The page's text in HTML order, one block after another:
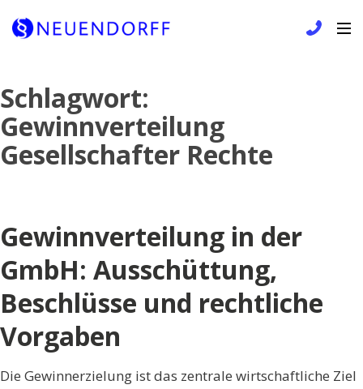
to
content
Schlagwort:
Gewinnverteilung
Gesellschafter Rechte
Gewinnverteilung in der
GmbH: Ausschüttung,
Beschlüsse und rechtliche
Vorgaben
Die Gewinnerzielung ist das zentrale wirtschaftliche Ziel